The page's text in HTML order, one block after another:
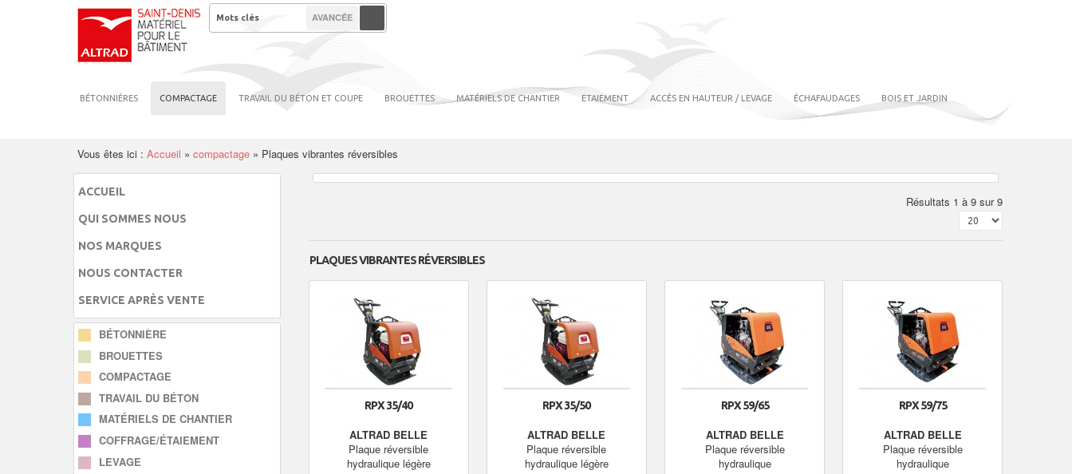
BÉTONNIÈRES COMPACTAGE TRAVAIL DU BÉTON ET COUPE BROUETTES MATÉRIELS DE CHANTIER ETAIEMENT ACCÈS EN HAUTEUR / LEVAGE ÉCHAFAUDAGES BOIS ET JARDIN
AVANCÉE
Vous êtes ici : Accueil » compactage » Plaques vibrantes réversibles
ACCUEIL
QUI SOMMES NOUS
NOS MARQUES
NOUS CONTACTER
SERVICE APRÈS VENTE
BÉTONNIÈRE
BROUETTES
COMPACTAGE
TRAVAIL DU BÉTON
MATÉRIELS DE CHANTIER
COFFRAGE/ÉTAIEMENT
LEVAGE
Résultats 1 à 9 sur 9
PLAQUES VIBRANTES RÉVERSIBLES
RPX 35/40
ALTRAD BELLE
Plaque réversible
hydraulique légère
RPX 35/50
ALTRAD BELLE
Plaque réversible
hydraulique légère
RPX 59/65
ALTRAD BELLE
Plaque réversible
hydraulique
RPX 59/75
ALTRAD BELLE
Plaque réversible
hydraulique